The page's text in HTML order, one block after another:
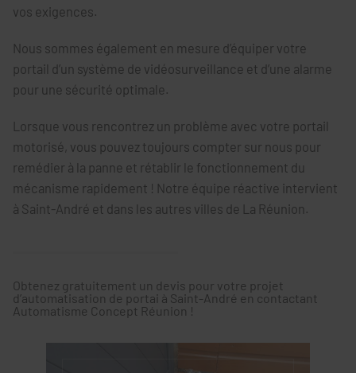
vos exigences.
Nous sommes également en mesure d’équiper votre
portail d’un système de vidéosurveillance et d’une alarme
pour une sécurité optimale.
Lorsque vous rencontrez un problème avec votre portail
motorisé, vous pouvez toujours compter sur nous pour
remédier à la panne et rétablir le fonctionnement du
mécanisme rapidement ! Notre équipe réactive intervient
à Saint-André et dans les autres villes de La Réunion.
Obtenez gratuitement un devis pour votre projet
d’automatisation de portai à Saint-André en contactant
Automatisme Concept Réunion !